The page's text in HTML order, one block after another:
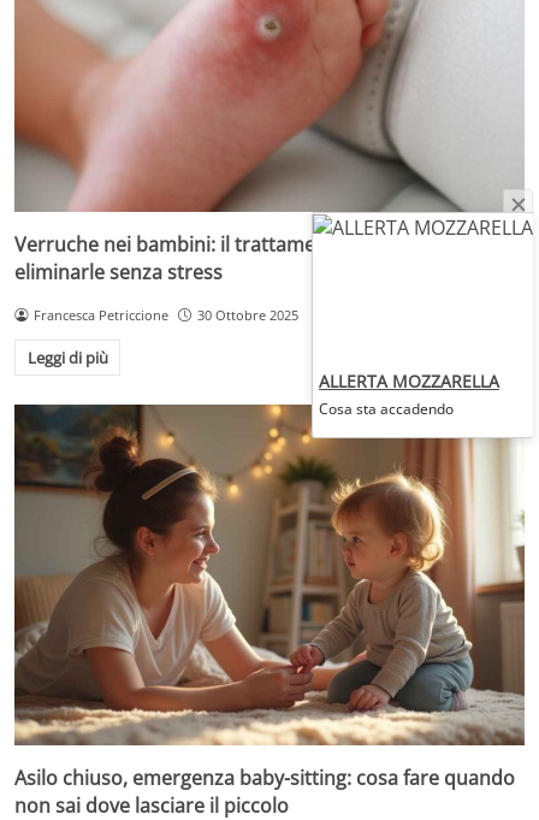
Verruche nei bambini: il trattamento più adatto per
eliminarle senza stress
Francesca Petriccione 30 Ottobre 2025
Leggi di più
Asilo chiuso, emergenza baby-sitting: cosa fare quando
non sai dove lasciare il piccolo
ALLERTA MOZZARELLA
Cosa sta accadendo